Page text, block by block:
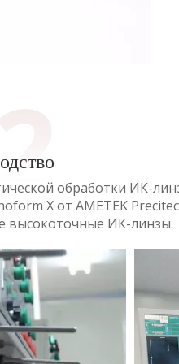
обработки ИК-
X от AMETEK
высокоточные ИК-линзы.